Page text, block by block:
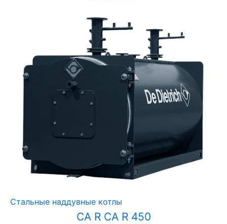
Стальные наддувные котлы
CA R CA R 450